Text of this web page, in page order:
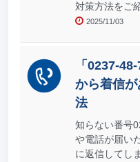
対策方法をご
2025/11/03
「0237-
から着信
法
知らない番号
や電話が届い
に返信してし